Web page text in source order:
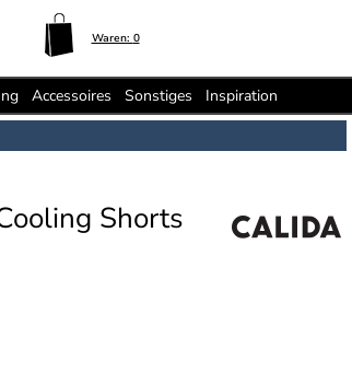
Waren: 0
Accessoires Sonstiges Inspiration
Shorts